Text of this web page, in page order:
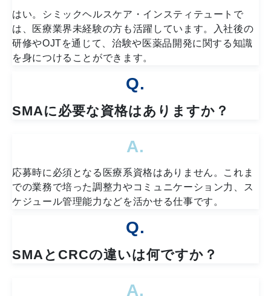
はい。シミックヘルスケア・インスティテュートで
は、医療業界未経験の方も活躍しています。入社後の
研修やOJTを通じて、治験や医薬品開発に関する知識
を身につけることができます。
Q.
SMAに必要な資格はありますか？
A.
応募時に必須となる医療系資格はありません。これま
での業務で培った調整力やコミュニケーション力、ス
ケジュール管理能力などを活かせる仕事です。
Q.
SMAとCRCの違いは何ですか？
A.